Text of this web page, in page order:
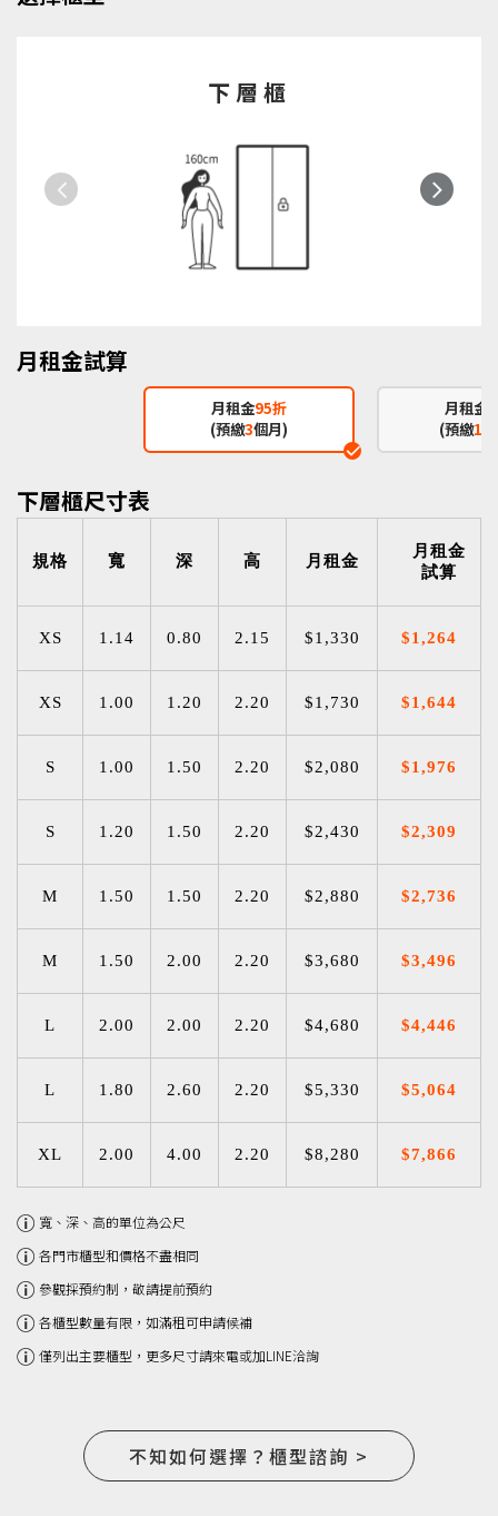
Previous
下層櫃
Next
月租金試算
月租金95折
(預繳3個月)
月租金
(預繳12
下層櫃尺寸表
規格 寬 深 高 月租金
月租金
試算
XS 1.14 0.80 2.15 $1,330 $1,264
XS 1.00 1.20 2.20 $1,730 $1,644
S 1.00 1.50 2.20 $2,080 $1,976
S 1.20 1.50 2.20 $2,430 $2,309
M 1.50 1.50 2.20 $2,880 $2,736
M 1.50 2.00 2.20 $3,680 $3,496
L 2.00 2.00 2.20 $4,680 $4,446
L 1.80 2.60 2.20 $5,330 $5,064
XL 2.00 4.00 2.20 $8,280 $7,866
寬、深、高的單位為公尺
各門市櫃型和價格不盡相同
參觀採預約制，敬請提前預約
各櫃型數量有限，如滿租可申請候補
僅列出主要櫃型，更多尺寸請來電或加LINE洽詢
不知如何選擇？櫃型諮詢 >
半截下層櫃尺寸表
月租金
各門市櫃型和價格不盡相同
各櫃型數量有限，如滿租可申請候補
僅列出主要櫃型，更多尺寸請來電或加LINE洽詢
不知如何選擇？櫃型諮詢 >
半截上層櫃尺寸表
月租金
各門市櫃型和價格不盡相同
各櫃型數量有限，如滿租可申請候補
僅列出主要櫃型，更多尺寸請來電或加LINE洽詢
不知如何選擇？櫃型諮詢 >